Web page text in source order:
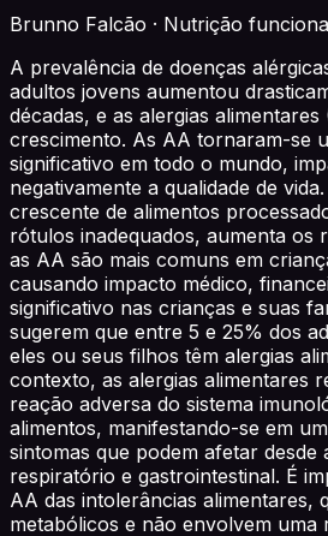
Brunno Falcão · Nutrição
A prevalência de doenças
adultos jovens aumentou
décadas, e as alergias
crescimento. As AA tornaram-se
significativo em todo o mundo,
negativamente a qualidade de
crescente de alimentos
rótulos inadequados, aumenta os
as AA são mais comuns em
causando impacto médico,
significativo nas crianças e suas
sugerem que entre 5 e 25% dos
eles ou seus filhos têm alergias
contexto, as alergias alimentares
reação adversa do sistema
alimentos, manifestando-se em
sintomas que podem afetar desde
respiratório e gastrointestinal. É
AA das intolerâncias alimentares,
metabólicos e não envolvem uma